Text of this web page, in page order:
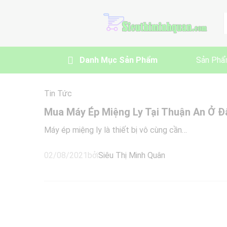
Danh Mục Sản Phẩm Sản
Tin Tức
Mua Máy Ép Miệng Ly Tại Thuận An Ở
Máy ép miệng ly là thiết bị vô cùng cần…
02/08/2021 bởiSiêu Thị Minh Quân